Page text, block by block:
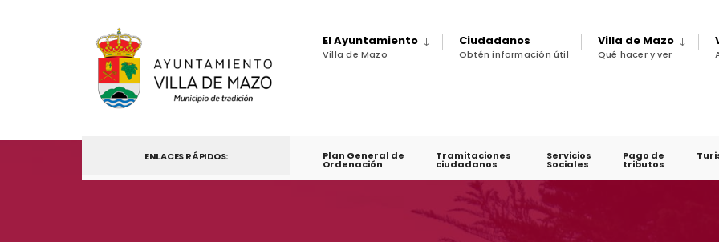
El Ayuntamiento
Villa de Mazo
Ciudadanos
Obtén información útil
Villa de Mazo
Qué hacer y ver
ENLACES RÁPIDOS: Plan General de
Ordenación
Tramitaciones
ciudadanos
Servicios
Sociales
Pago de
tributos